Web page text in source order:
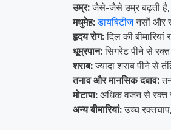
उम्र:जैसे-जैसे उम्र बढ़ती है,
मधुमेह:डायबिटीजनसों और
हृदय रोग:दिल की
धूम्रपान:सिगरेट पीने से रक्त
शराब:ज्यादा शराब पीने से
तनाव और मानसिक दबाव:
मोटापा:अधिक वजन से रक्त
अन्य बीमारियां:उच्च